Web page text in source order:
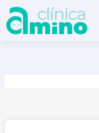
para